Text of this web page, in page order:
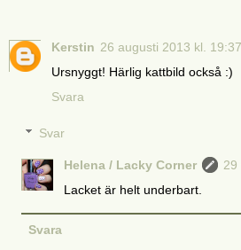
Kerstin 26 augusti 2013 kl. 19:37
Ursnyggt! Härlig kattbild också :)
Svara
Svar
Helena / Lacky Corner
29
Lacket är helt underbart.
Svara